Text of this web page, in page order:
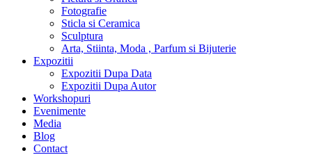
Fotografie
Sticla si Ceramica
Sculptura
Arta, Stiinta, Moda , Parfum si Bijuterie
Expozitii
Expozitii Dupa Data
Expozitii Dupa Autor
Workshopuri
Evenimente
Media
Blog
Contact